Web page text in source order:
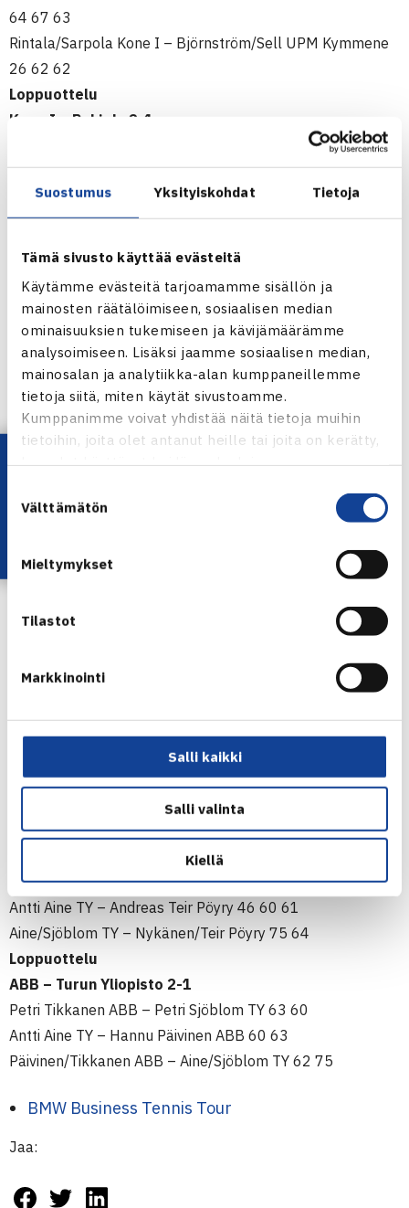
Suostumus Yksityiskohdat Tietoja
Tämä sivusto käyttää evästeitä
Käytämme evästeitä tarjoamamme sisällön ja
mainosten räätälöimiseen, sosiaalisen median
ominaisuuksien tukemiseen ja kävijämäärämme
analysoimiseen. Lisäksi jaamme sosiaalisen median,
mainosalan ja analytiikka-alan kumppaneillemme
tietoja siitä, miten käytät sivustoamme.
Kumppanimme voivat yhdistää näitä tietoja muihin
tietoihin, joita olet antanut heille tai joita on kerätty,
kun olet käyttänyt heidän palvelujaan.
valinta
Välttämätön
Mieltymykset
Tilastot
Markkinointi
Salli kaikki
Salli valinta
Kiellä
64 67 63
Rintala/Sarpola Kone I – Björnström/Sell UPM Kymmene
26 62 62
Loppuottelu
Kone I – Pohjola 2-1
Jari Sarpola Kone I – Valtteri Sivonen Pohjola 62 64
Konsta Finnilä Pohjola – Toni Rintala Kone I 63 62
Rintala/Sarpola Kone I – Joakim Lindborg/Matti Timonen
Pohjola 61 64
Naisten avoin luokka
Välierät
HUS – Suomen Pankki 2-0
Anu Kentala HUS – Marja Soini Suomen Pankki 61 60
Satu Pirilä HUS – Aila Raekoski Suomen Pankki 60 61
Nokia I – Pöyry 2-0
Laura Lehmusto Nokia I – Inga Skog Pöyry 61 61
Minnamaria Miller Nokia I – Tiina Vaittinen Pöyry 61 62
HUS – Nokia I 2-0
Anu Kentala HUS – Minnamaria Miller Nokia I 62 64
Puolivälierä
Jukka Vialen Nokia II – Jari Nykänen Pöyry 62 62
ABB – SE Banken 2-0
Petri Tikkanen ABB – Kimmo Hyttinen SEB 61 63
Hannu Päivinen ABB – Mika Laakkonen SEB 76 76
Turun Yliopiosto – Pöyry 2-1
Jari Nykänen Pöyry – Petri Sjöblom TY 63 64
Antti Aine TY – Andreas Teir Pöyry 46 60 61
Aine/Sjöblom TY – Nykänen/Teir Pöyry 75 64
Loppuottelu
ABB – Turun Yliopisto 2-1
Petri Tikkanen ABB – Petri Sjöblom TY 63 60
Antti Aine TY – Hannu Päivinen ABB 60 63
Päivinen/Tikkanen ABB – Aine/Sjöblom TY 62 75
BMW Business Tennis Tour
Jaa:
Lataa OmaTennis!